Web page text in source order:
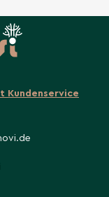
Kundenservice